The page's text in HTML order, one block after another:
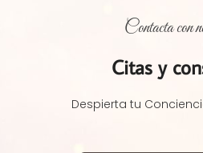
Contacta con
Citas y
Despierta tu